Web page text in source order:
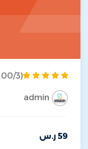
(5.00/3)
admin
59 ر.س